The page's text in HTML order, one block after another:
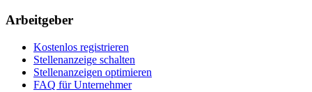
Arbeitgeber
Kostenlos registrieren
Stellenanzeige schalten
Stellenanzeigen optimieren
FAQ für Unternehmer